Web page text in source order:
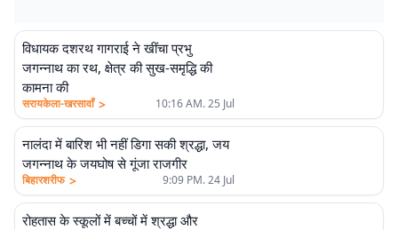
विधायक दशरथ गागराई ने खींचा प्रभु
जगन्नाथ का रथ, क्षेत्र की सुख-समृद्धि की
कामना की
सरायकेला-खरसावाँ > 10:16 AM. 25 Jul
नालंदा में बारिश भी नहीं डिगा सकी श्रद्धा, जय
जगन्नाथ के जयघोष से गूंजा राजगीर
बिहारशरीफ > 9:09 PM. 24 Jul
रोहतास के स्कूलों में बच्चों में श्रद्धा और